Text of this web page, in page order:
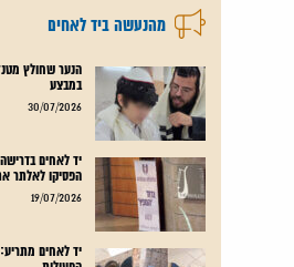
מהנעשה ביד לאחים
הנער שחולץ
במבצע
30/07/2026
יד לאחים
הפסיקו לאלתר
19/07/2026
יד לאחים